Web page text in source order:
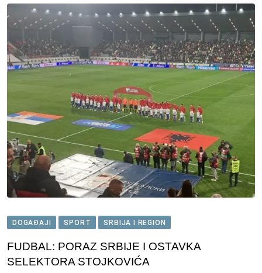
DOGAĐAJI SPORT SRBIJA I REGION
FUDBAL: PORAZ SRBIJE I OSTAVKA
SELEKTORA STOJKOVIĆA